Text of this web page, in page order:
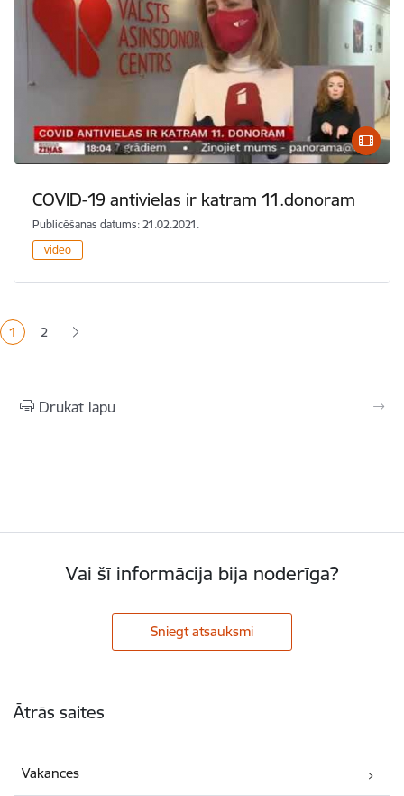
COVID-19 antivielas ir katram 11.donoram
Publicēšanas datums: 21.02.2021.
video
Pašreizējā lapa
1 Lapa
2
Drukāt lapu
Vai šī informācija bija noderīga?
Sniegt atsauksmi
Ātrās saites
Vakances